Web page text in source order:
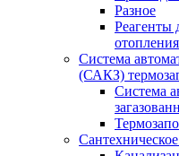
Разное
Реагенты
отопления
Система
(САКЗ)
Система